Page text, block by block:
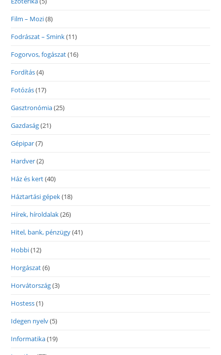
Film – Mozi(8)
Fodrászat – Smink(11)
Fogorvos, fogászat(16)
Fordítás(4)
Fotózás(17)
Gasztronómia(25)
Gazdaság(21)
Gépipar(7)
Hardver(2)
Ház és kert(40)
Háztartási gépek(18)
Hírek, híroldalak(26)
Hitel, bank, pénzügy(41)
Hobbi(12)
Horgászat(6)
Horvátország(3)
Hostess(1)
Idegen nyelv(5)
Informatika(19)